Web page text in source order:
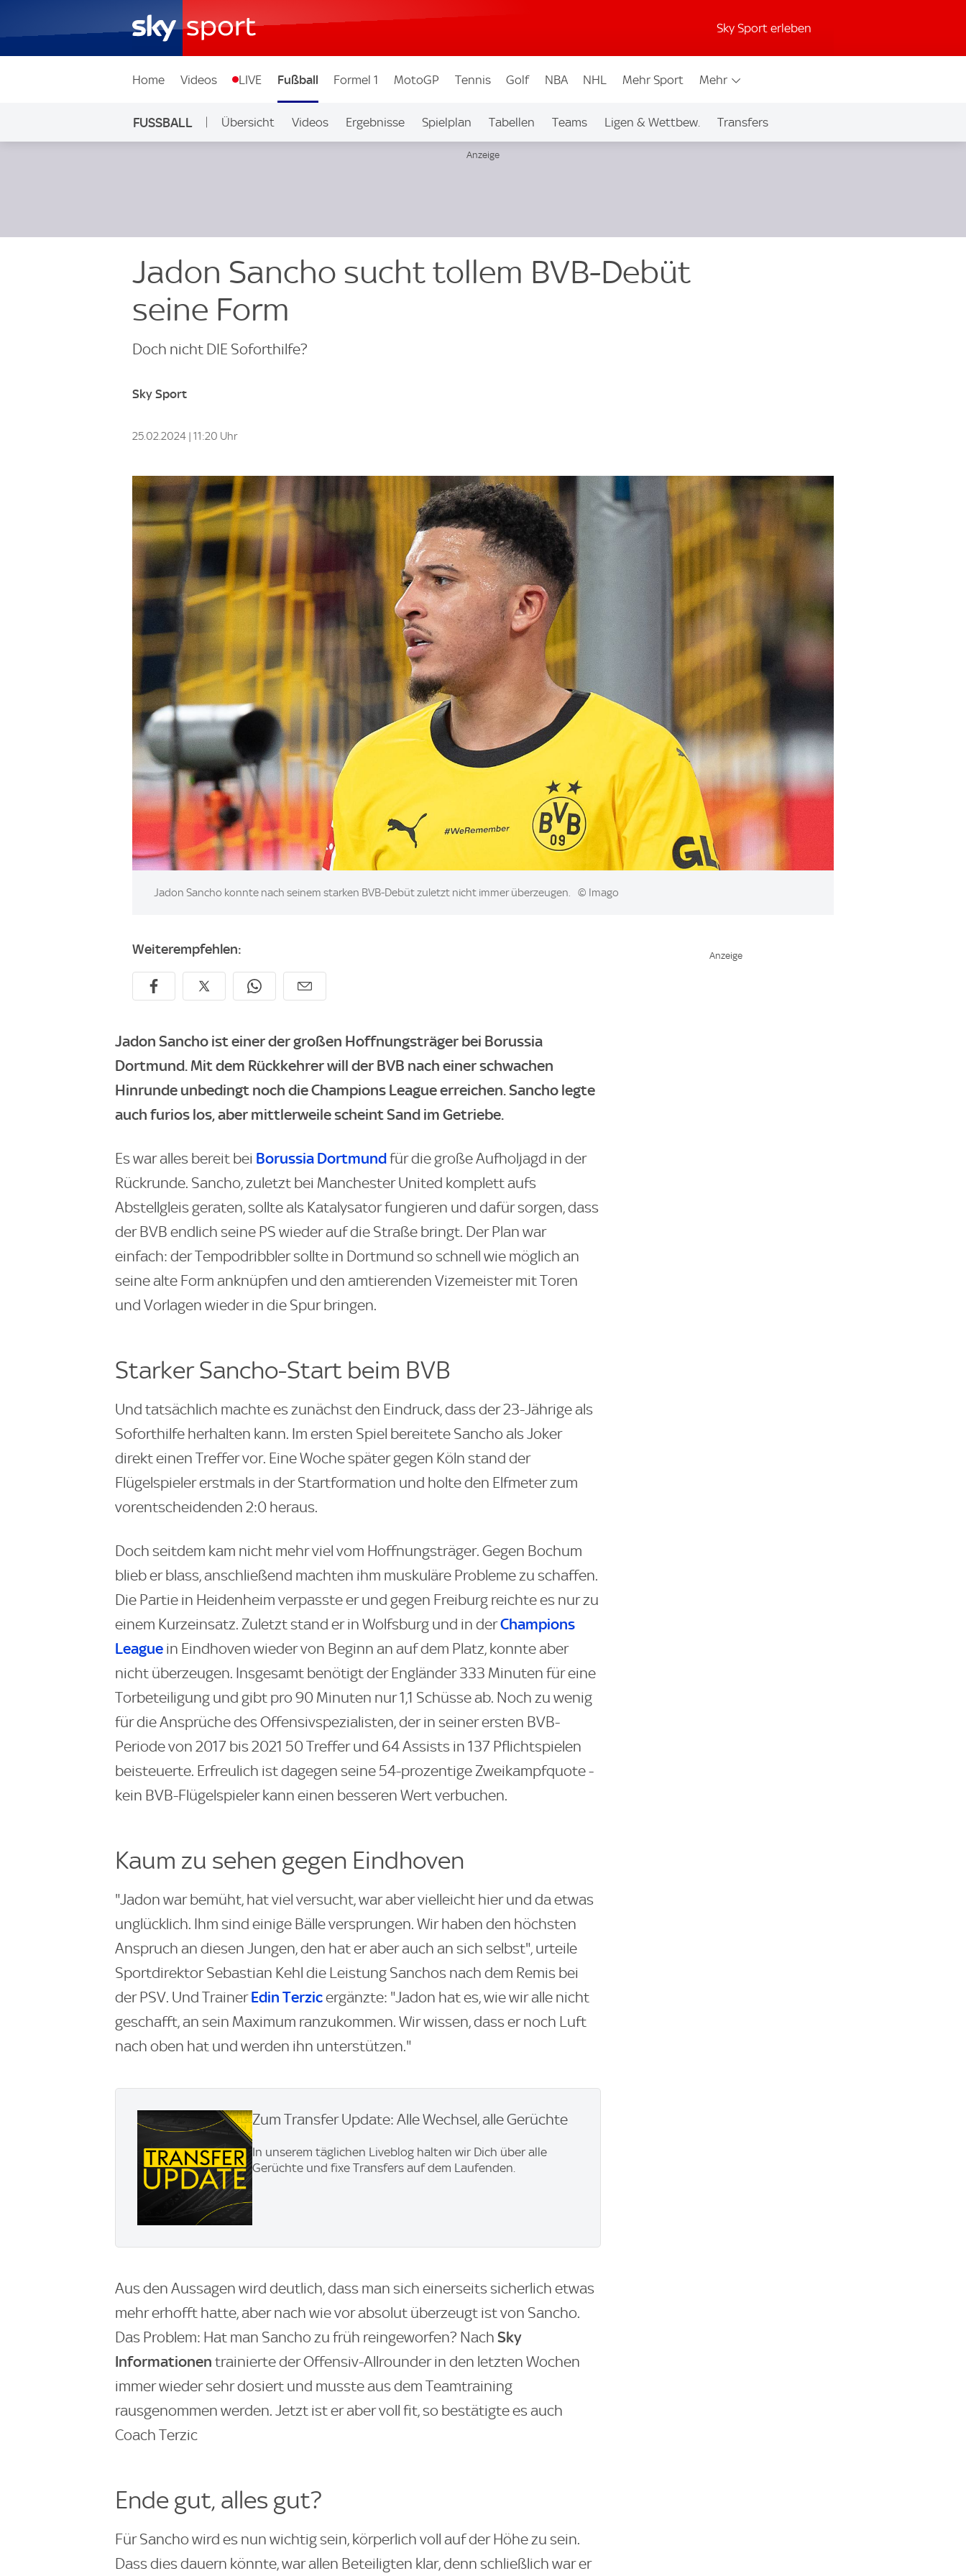
Sky Sport erleben
Home Videos LIVE Fußball Formel 1 MotoGP Tennis Golf NBA NHL Mehr Sport Mehr
FUSSBALL Übersicht Videos Ergebnisse Spielplan Tabellen Teams Ligen & Wettbew. Transfers
Jadon Sancho sucht tollem BVB-Debüt
seine Form
Doch nicht DIE Soforthilfe?
Sky Sport
25.02.2024 | 11:20 Uhr
Image:
Jadon Sancho konnte nach seinem starken BVB-Debüt zuletzt nicht immer überzeugen. © Imago
Weiterempfehlen:
Jadon Sancho ist einer der großen Hoffnungsträger bei Borussia
Dortmund. Mit dem Rückkehrer will der BVB nach einer schwachen
Hinrunde unbedingt noch die Champions League erreichen. Sancho legte
auch furios los, aber mittlerweile scheint Sand im Getriebe.
Es war alles bereit bei Borussia Dortmundfür die große Aufholjagd in der
Rückrunde. Sancho, zuletzt bei Manchester United komplett aufs
Abstellgleis geraten, sollte als Katalysator fungieren und dafür sorgen, dass
der BVB endlich seine PS wieder auf die Straße bringt. Der Plan war
einfach: der Tempodribbler sollte in Dortmund so schnell wie möglich an
seine alte Form anknüpfen und den amtierenden Vizemeister mit Toren
und Vorlagen wieder in die Spur bringen.
Starker Sancho-Start beim BVB
Und tatsächlich machte es zunächst den Eindruck, dass der 23-Jährige als
Soforthilfe herhalten kann. Im ersten Spiel bereitete Sancho als Joker
direkt einen Treffer vor. Eine Woche später gegen Köln stand der
Flügelspieler erstmals in der Startformation und holte den Elfmeter zum
vorentscheidenden 2:0 heraus.
Doch seitdem kam nicht mehr viel vom Hoffnungsträger. Gegen Bochum
blieb er blass, anschließend machten ihm muskuläre Probleme zu schaffen.
Die Partie in Heidenheim verpasste er und gegen Freiburg reichte es nur zu
einem Kurzeinsatz. Zuletzt stand er in Wolfsburg und in derChampions
League in Eindhoven wieder von Beginn an auf dem Platz, konnte aber
nicht überzeugen. Insgesamt benötigt der Engländer 333 Minuten für eine
Torbeteiligung und gibt pro 90 Minuten nur 1,1 Schüsse ab. Noch zu wenig
für die Ansprüche des Offensivspezialisten, der in seiner ersten BVB-
Periode von 2017 bis 2021 50 Treffer und 64 Assists in 137 Pflichtspielen
beisteuerte. Erfreulich ist dagegen seine 54-prozentige Zweikampfquote -
kein BVB-Flügelspieler kann einen besseren Wert verbuchen.
Kaum zu sehen gegen Eindhoven
"Jadon war bemüht, hat viel versucht, war aber vielleicht hier und da etwas
unglücklich. Ihm sind einige Bälle versprungen. Wir haben den höchsten
Anspruch an diesen Jungen, den hat er aber auch an sich selbst", urteile
Sportdirektor Sebastian Kehl die Leistung Sanchos nach dem Remis bei
der PSV. Und TrainerEdin Terzicergänzte: "Jadon hat es, wie wir alle nicht
geschafft, an sein Maximum ranzukommen. Wir wissen, dass er noch Luft
nach oben hat und werden ihn unterstützen."
Zum Transfer Update: Alle Wechsel, alle Gerüchte
In unserem täglichen Liveblog halten wir Dich über alle
Gerüchte und fixe Transfers auf dem Laufenden.
Aus den Aussagen wird deutlich, dass man sich einerseits sicherlich etwas
mehr erhofft hatte, aber nach wie vor absolut überzeugt ist von Sancho.
Das Problem: Hat man Sancho zu früh reingeworfen? Nach Sky
Informationen trainierte der Offensiv-Allrounder in den letzten Wochen
immer wieder sehr dosiert und musste aus dem Teamtraining
rausgenommen werden. Jetzt ist er aber voll fit, so bestätigte es auch
Coach Terzic
Ende gut, alles gut?
Für Sancho wird es nun wichtig sein, körperlich voll auf der Höhe zu sein.
Dass dies dauern könnte, war allen Beteiligten klar, denn schließlich war er